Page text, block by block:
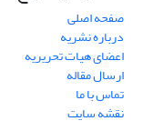
صفحه اصلی
درباره نشریه
اعضای هیات تحریریه
ارسال مقاله
تماس با ما
نقشه سایت